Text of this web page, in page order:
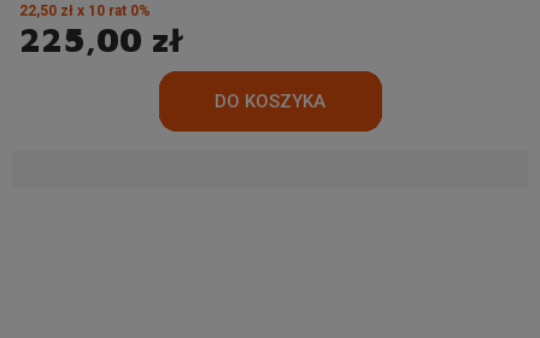
225,00 zł
22,50 zł x 10 rat 0%